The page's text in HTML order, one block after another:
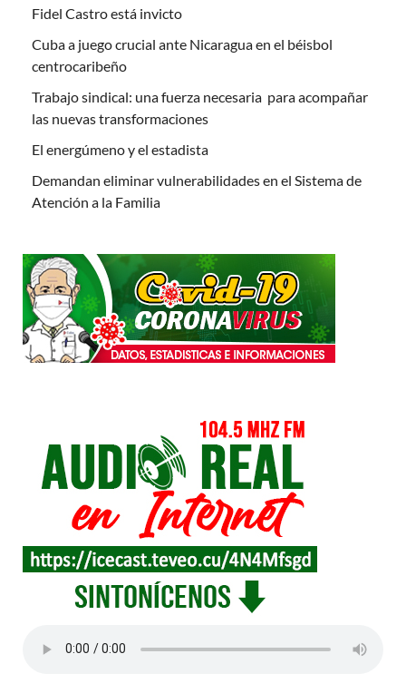
Fidel Castro está invicto
Cuba a juego crucial ante Nicaragua en el béisbol
centrocaribeño
Trabajo sindical: una fuerza necesaria para acompañar
las nuevas transformaciones
El energúmeno y el estadista
Demandan eliminar vulnerabilidades en el Sistema de
Atención a la Familia